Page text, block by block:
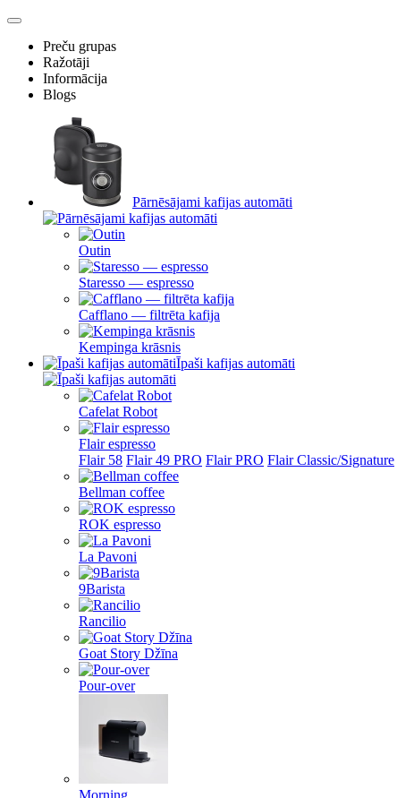
Preču grupas
Ražotāji
Informācija
Blogs
Pārnēsājami kafijas automāti
Outin
Staresso — espresso
Cafflano — filtrēta kafija
Kempinga krāsnis
Īpaši kafijas automāti
Cafelat Robot
Flair espresso
Flair 58 Flair 49 PRO Flair PRO Flair Classic/Signature
Bellman coffee
ROK espresso
La Pavoni
9Barista
Rancilio
Goat Story Džīna
Pour-over
Morning